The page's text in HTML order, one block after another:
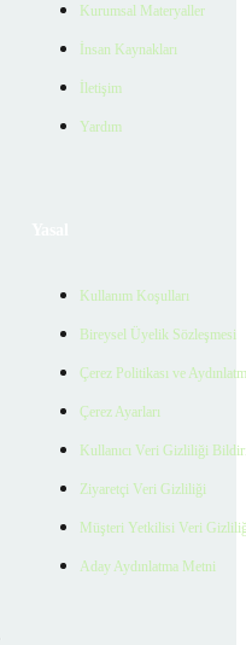
Kurumsal Materyaller
İnsan Kaynakları
İletişim
Yardım
Kullanım Koşulları
Bireysel Üyelik Sözleşmesi
Çerez Politikası ve
Çerez Ayarları
Kullanıcı Veri Gizliliği
Ziyaretçi Veri Gizliliği
Müşteri Yetkilisi Veri
Aday Aydınlatma Metni